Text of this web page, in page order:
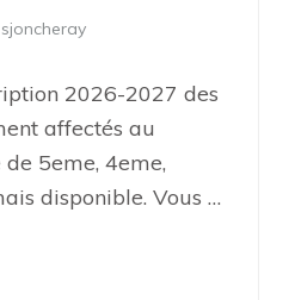
sjoncheray
2026-2027 des
affectés au
5eme, 4eme,
disponible. Vous …